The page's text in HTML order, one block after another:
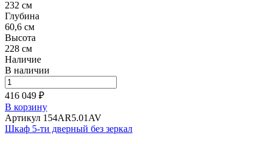
232 см
Глубина
60,6 см
Высота
228 см
Наличие
В наличии
416 049 ₽
В корзину
Артикул 154AR5.01AV
Шкаф 5-ти дверный без зеркал